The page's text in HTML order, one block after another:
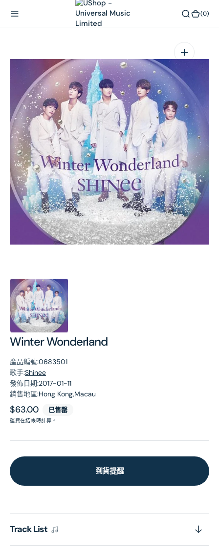
(0)
Winter Wonderland
產品編號:0683501
歌手:Shinee
發佈日期:2017-01-11
銷售地區:Hong Kong,Macau
原
價
$63.00 已售罄
運費在結帳時計算。
到貨提醒
Track List
在
相
簿
中
開
啟
第
1